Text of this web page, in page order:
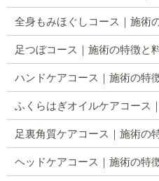
全身もみほぐしコース｜施術
足つぼコース｜施術の特徴と
ハンドケアコース｜施術の特
ふくらはぎオイルケアコース
足裏角質ケアコース｜施術の
ヘッドケアコース｜施術の特